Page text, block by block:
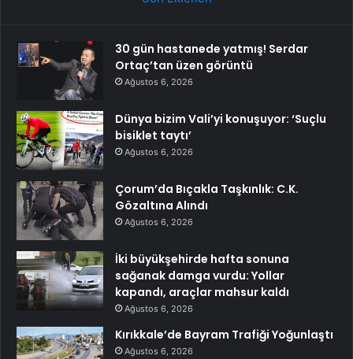
30 gün hastanede yatmış! Serdar
Ortaç’tan üzen görüntü
Ağustos 6, 2026
Dünya bizim Vali’yi konuşuyor: ‘Suçlu
bisiklet taytı’
Ağustos 6, 2026
Çorum’da Bıçakla Taşkınlık: C.K.
Gözaltına Alındı
Ağustos 6, 2026
İki büyükşehirde hafta sonuna
sağanak damga vurdu: Yollar
kapandı, araçlar mahsur kaldı
Ağustos 6, 2026
Kırıkkale’de Bayram Trafiği Yoğunlaştı
Ağustos 6, 2026